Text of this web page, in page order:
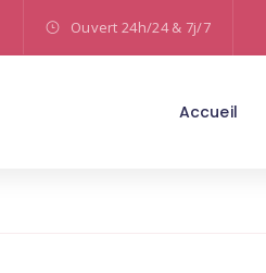
Ouvert 24h/24 & 7j/7
Accueil